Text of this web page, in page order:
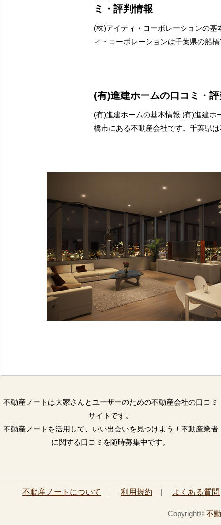
ミ・評判情報
(株)アイティ・コーポレーションの基
ィ・コーポレーションは千葉県の船
(有)進建ホームの口コミ・
(有)進建ホームの基本情報 (有)進建ホ
橋市にある不動産会社です。千葉県
不動産ノートは大家さんとユーザーのための不動産会社の口コミ
サイトです。
不動産ノートを活用して、いい出会いを見つけよう！不動産業者
に関する口コミを随時募集中です。
不動産ノートについて 利用規約 よくある質問
Copyright© 不